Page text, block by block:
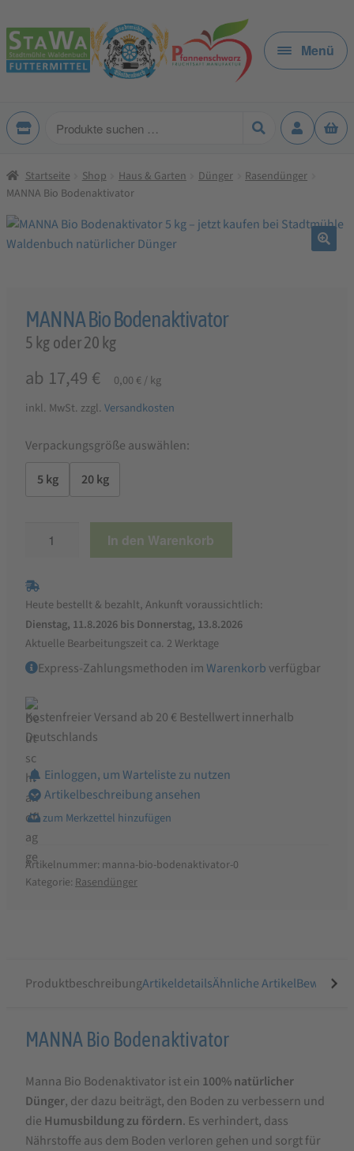
Zur
Navigation
springen
Zum
Inhalt
springen
Menü
Produkte
Startseite Shop Haus & Garten Dünger
Rasendünger
MANNA Bio Bodenaktivator
MANNA Bio Bodenaktivator
5 kg oder 20 kg
ab 17,49 € 0,00 €/kg
inkl. MwSt. zzgl. Versandkosten
Verpackungsgröße auswählen:
5 kg
20 kg
Menge
In den Warenkorb
Heute bestellt & bezahlt, Ankunft voraussichtlich:
Dienstag, 11.8.2026 bis Donnerstag, 13.8.2026
Aktuelle Bearbeitungszeit ca. 2 Werktage
Express-Zahlungsmethoden imWarenkorb verfügbar
Kostenfreier Versand ab 20 € Bestellwert innerhalb
Deutschlands
Einloggen, um Warteliste zu nutzen
Artikelbeschreibung ansehen
Artikelnummer: manna-bio-bodenaktivator-0
Kategorie: Rasendünger
ProduktbeschreibungArtikeldetailsÄhnliche Artikel
Produktbeschreibung
MANNA
Bio
Bodenaktivator
MANNA Bio Bodenaktivator
Manna Bio Bodenaktivator ist ein 100% natürlicher
Dünger, der dazu beiträgt, den Boden zu verbessern und
die Humusbildung zu fördern. Es verhindert, dass
Nährstoffe aus dem Boden verloren gehen und sorgt für